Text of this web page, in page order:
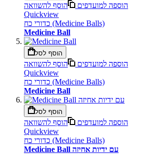
הוספה למועדפים
הוסף להשוואה
Quickview
כדורי כח (Medicine Balls)
Medicine Ball
הוסף לסל
הוספה למועדפים
הוסף להשוואה
Quickview
כדורי כח (Medicine Balls)
Medicine Ball
הוסף לסל
הוספה למועדפים
הוסף להשוואה
Quickview
כדורי כח (Medicine Balls)
Medicine Ball עם ידיות אחיזה